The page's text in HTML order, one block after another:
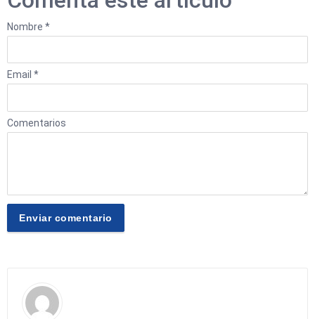
Nombre *
Email *
Comentarios